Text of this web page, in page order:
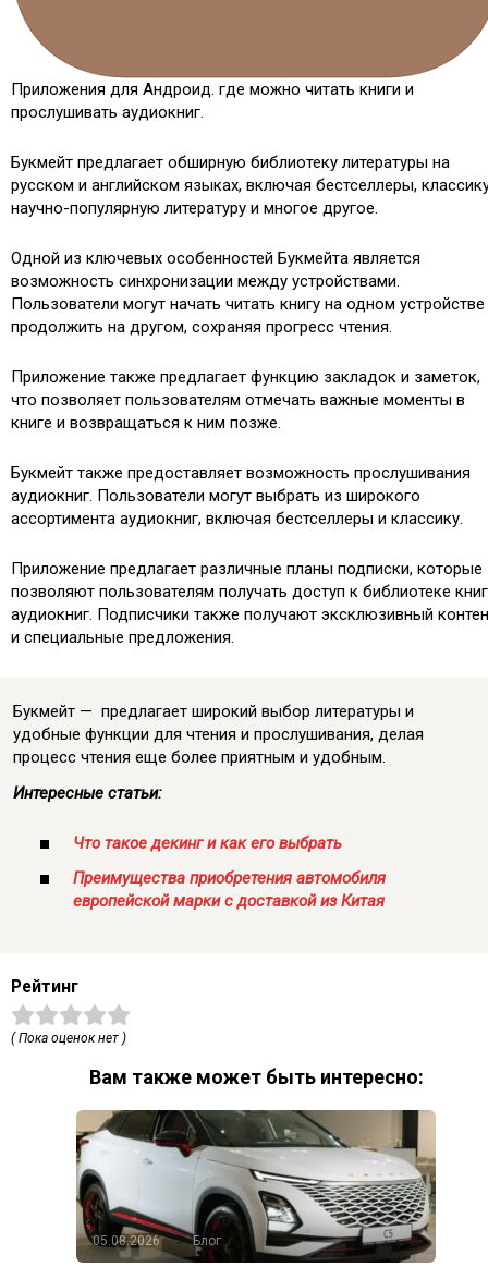
Приложения для Андроид. где можно читать книги и
прослушивать аудиокниг.
Букмейт предлагает обширную библиотеку литературы на
русском и английском языках, включая бестселлеры,
научно-популярную литературу и многое другое.
Одной из ключевых особенностей Букмейта является
возможность синхронизации между устройствами.
Пользователи могут начать читать книгу на одном устройстве
продолжить на другом, сохраняя прогресс чтения.
Приложение также предлагает функцию закладок и заметок,
что позволяет пользователям отмечать важные моменты в
книге и возвращаться к ним позже.
Букмейт также предоставляет возможность прослушивания
аудиокниг. Пользователи могут выбрать из широкого
ассортимента аудиокниг, включая бестселлеры и классику.
Приложение предлагает различные планы подписки, которые
позволяют пользователям получать доступ к библиотеке
аудиокниг. Подписчики также получают эксклюзивный
и специальные предложения.
Букмейт — предлагает широкий выбор литературы и
удобные функции для чтения и прослушивания, делая
процесс чтения еще более приятным и удобным.
Интересные статьи:
Что такое декинг и как его выбрать
Преимущества приобретения автомобиля
европейской марки с доставкой из Китая
Рейтинг
( Пока оценок нет )
Вам также может быть интересно:
05.08.2026 Блог